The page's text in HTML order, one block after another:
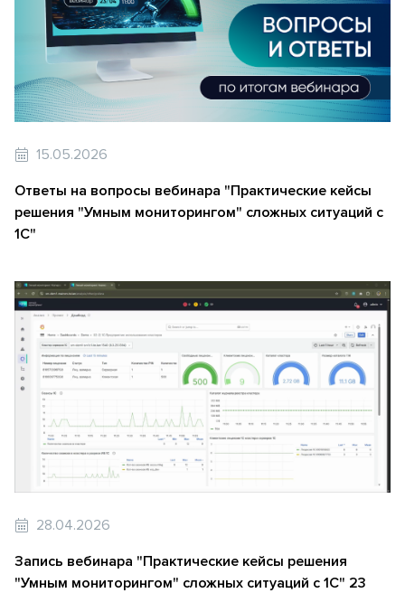
15.05.2026
Ответы на вопросы вебинара "Практические кейсы
решения "Умным мониторингом" сложных ситуаций с
1С"
28.04.2026
Запись вебинара "Практические кейсы решения
"Умным мониторингом" сложных ситуаций с 1С" 23